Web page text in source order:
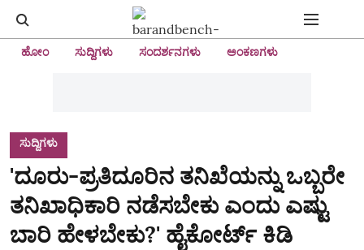
ಹೋಂ ಸುದ್ದಿಗಳು ಸಂದರ್ಶನಗಳು ಅಂಕಣಗಳು
ಸುದ್ದಿಗಳು
'ದೂರು-ಪ್ರತಿದೂರಿನ ತನಿಖೆಯನ್ನು ಒಬ್ಬರೇ
ತನಿಖಾಧಿಕಾರಿ ನಡೆಸಬೇಕು ಎಂದು ಎಷ್ಟು
ಬಾರಿ ಹೇಳಬೇಕು?' ಹೈಕೋರ್ಟ್‌ ಕಿಡಿ